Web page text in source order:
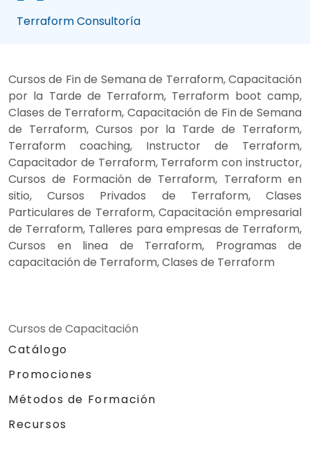
Terraform Consultoría
Cursos de Fin de Semana de Terraform, Capacitación
por la Tarde de Terraform, Terraform boot camp,
Clases de Terraform, Capacitación de Fin de Semana
de Terraform, Cursos por la Tarde de Terraform,
Terraform coaching, Instructor de Terraform,
Capacitador de Terraform, Terraform con instructor,
Cursos de Formación de Terraform, Terraform en
sitio, Cursos Privados de Terraform, Clases
Particulares de Terraform, Capacitación empresarial
de Terraform, Talleres para empresas de Terraform,
Cursos en linea de Terraform, Programas de
capacitación de Terraform, Clases de Terraform
Cursos de Capacitación
Catálogo
Promociones
Métodos de Formación
Recursos